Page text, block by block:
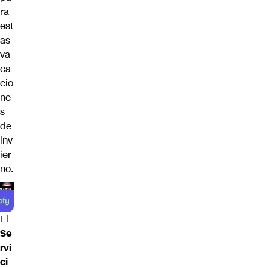
ra
est
as
va
ca
cio
ne
s
de
inv
ier
no.
El
Se
rvi
ci